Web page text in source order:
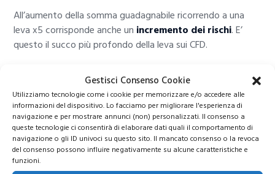
Gestisci Consenso Cookie
Utilizziamo tecnologie come i cookie per memorizzare e/o accedere alle
informazioni del dispositivo. Lo facciamo per migliorare l'esperienza di
navigazione e per mostrare annunci (non) personalizzati. Il consenso a
queste tecnologie ci consentirà di elaborare dati quali il comportamento di
navigazione o gli ID univoci su questo sito. Il mancato consenso o la revoca
del consenso possono influire negativamente su alcune caratteristiche e
funzioni.
All’aumento della somma guadagnabile ricorrendo a una
leva x5 corrisponde anche un incremento dei rischi. E’
questo il succo più profondo della leva sui CFD.
Operazioni Overnight: costi
applicati da eToro